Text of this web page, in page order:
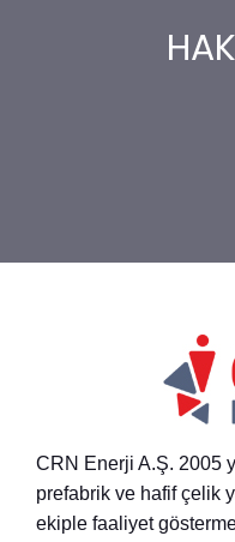
CRN Enerji A.Ş. 2005
prefabrik ve hafif çelik
ekiple faaliyet